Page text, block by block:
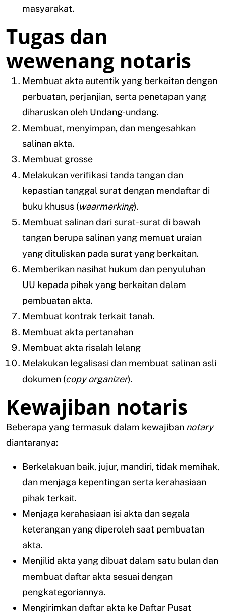
masyarakat.
Tugas dan
wewenang notaris
Membuat akta autentik yang berkaitan dengan
perbuatan, perjanjian, serta penetapan yang
diharuskan oleh Undang-undang.
Membuat, menyimpan, dan mengesahkan
salinan akta.
Membuat grosse
Melakukan verifikasi tanda tangan dan
kepastian tanggal surat dengan mendaftar di
buku khusus (waarmerking).
Membuat salinan dari surat-surat di bawah
tangan berupa salinan yang memuat uraian
yang dituliskan pada surat yang berkaitan.
Memberikan nasihat hukum dan penyuluhan
UU kepada pihak yang berkaitan dalam
pembuatan akta.
Membuat kontrak terkait tanah.
Membuat akta pertanahan
Membuat akta risalah lelang
Melakukan legalisasi dan membuat salinan asli
dokumen (copy organizer).
Kewajiban notaris
Beberapa yang termasuk dalam kewajiban notary
diantaranya:
Berkelakuan baik, jujur, mandiri, tidak memihak,
dan menjaga kepentingan serta kerahasiaan
pihak terkait.
Menjaga kerahasiaan isi akta dan segala
keterangan yang diperoleh saat pembuatan
akta.
Menjilid akta yang dibuat dalam satu bulan dan
membuat daftar akta sesuai dengan
pengkategoriannya.
Mengirimkan daftar akta ke Daftar Pusat